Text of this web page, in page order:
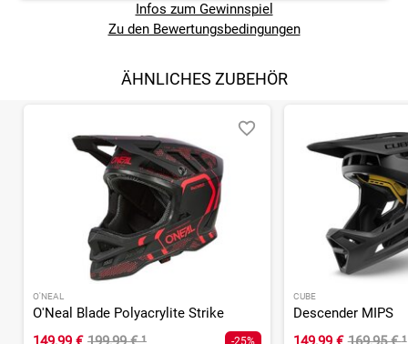
Infos zum Gewinnspiel
Zu den Bewertungsbedingungen
ÄHNLICHES ZUBEHÖR
O'NEAL
O'Neal Blade Polyacrylite Strike
-25%
CUBE
Descender MIPS